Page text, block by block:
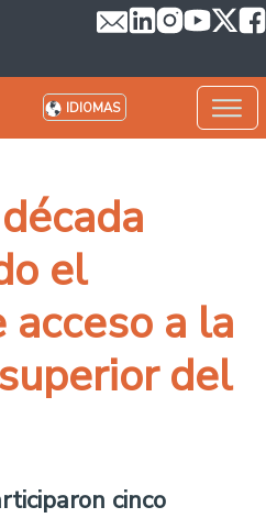
IDIOMAS
el
a la
del
cinco